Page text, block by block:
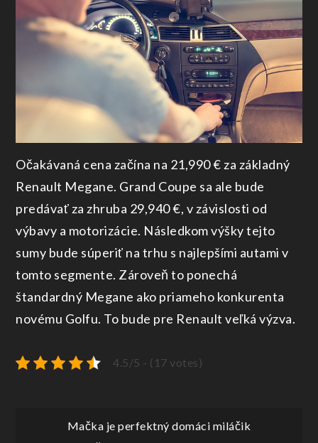
Očakávaná cena začína na 21,990 € za základný
Renault Megane. Grand Coupe sa ale bude
predávať za zhruba 29,940 €, v závislosti od
výbavy a motorizácie. Následkom výšky tejto
sumy bude súperiť na trhu s najlepšími autami v
tomto segmente. Zároveň to ponechá
štandardný Megane ako priameho konkurenta
novému Golfu. To bude pre Renault veľká výzva.
4.5/5 - (17 votes)
Navigace
Mačka je perfektný domáci miláčik